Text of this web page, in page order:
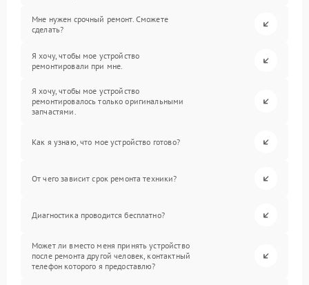
Мне нужен срочный ремонт. Сможете
сделать?
Я хочу, чтобы мое устройство
ремонтировали при мне.
Я хочу, чтобы мое устройство
ремонтировалось только оригинальными
запчастями.
Как я узнаю, что мое устройство готово?
От чего зависит срок ремонта техники?
Диагностика проводится бесплатно?
Может ли вместо меня принять устройство
после ремонта другой человек, контактный
телефон которого я предоставлю?